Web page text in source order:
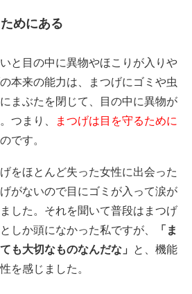
めにある
と目の中に異物やほこりが入りや
本来の能力は、まつげにゴミや虫
まぶたを閉じて、目の中に異物が
つまり、
まつげは目を守るために
です。
をほとんど失った女性に出会った
がないので目にゴミが入って涙が
した。それを聞いて普段はまつげ
しか頭になかった私ですが、
「ま
も大切なものなんだな」
と、機能
を感じました。